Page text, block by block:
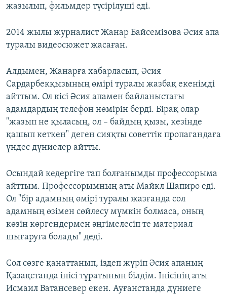
жазылып, фильмдер түсірілуші еді.
2014 жылы журналист Жанар Байсемізова Әсия апа
туралы видеосюжет жасаған.
Алдымен, Жанарға хабарласып, Әсия
Сардарбекқызының өмірі туралы жазбақ екенімді
айттым. Ол кісі Әсия апамен байланыстағы
адамдардың телефон нөмірін берді. Бірақ олар
"жазып не қыласың, ол – байдың қызы, кезінде
қашып кеткен" деген сияқты советтік пропагандаға
үндес дүниелер айтты.
Осындай кедергіге тап болғанымды профессорыма
айттым. Профессорымның аты Майкл Шапиро еді.
Ол "бір адамның өмірі туралы жазғанда сол
адамның өзімен сөйлесу мүмкін болмаса, оның
көзін көргендермен әңгімелесіп те материал
шығаруға болады" деді.
Сол сөзге қанаттанып, іздеп жүріп Әсия апаның
Қазақстанда інісі тұратынын білдім. Інісінің аты
Исмаил Ватансевер екен. Ауғанстанда дүниеге